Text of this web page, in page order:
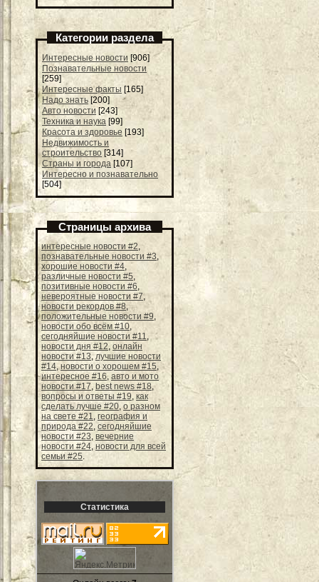
Категории раздела
Интересные новости [906]
Познавательные новости
[259]
Интересные факты [165]
Надо знать [200]
Авто новости [243]
Техника и наука [99]
Красота и здоровье [193]
Недвижимость и
строительство [314]
Страны и города [107]
Интересно и познавательно
[504]
Страницы архива
интересные новости #2
познавательные новости #3
хорошие новости #4
различные новости #5
позитивные новости #6
невероятные новости #7,
новости рекордов #8,
положительные новости #9
новости обо всём #10
сегодняйшие новости #11
новости дня #12 онлайн
новости #13, лучшие новости
#14 ,новости о хорошем #15
интересное #16, авто и мото
новости #17 best news #18,
вопросы и ответы #19 как
сделать лучше #20 о разном
на свете #21
география и
природа #22 ,сегодняйшие
новости #23 вечерние
новости #24 новости для всей
семьи #25
Статистика